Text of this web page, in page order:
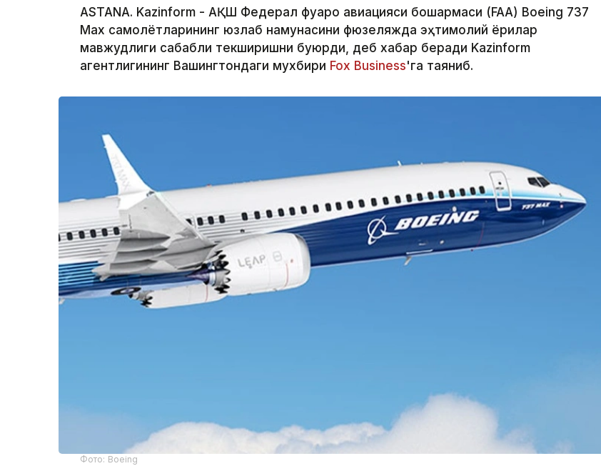
ASTANA. Kazinform - АҚШ Федерал фуқаро авиацияси бошқармаси (FAA) Boeing 737
Max самолётларининг юзлаб намунасини фюзеляжда эҳтимолий ёриқлар
мавжудлиги сабабли текширишни буюрди, деб хабар беради Kazinform
агентлигининг Вашингтондаги мухбири Fox Business'га таяниб.
Фото: Boeing